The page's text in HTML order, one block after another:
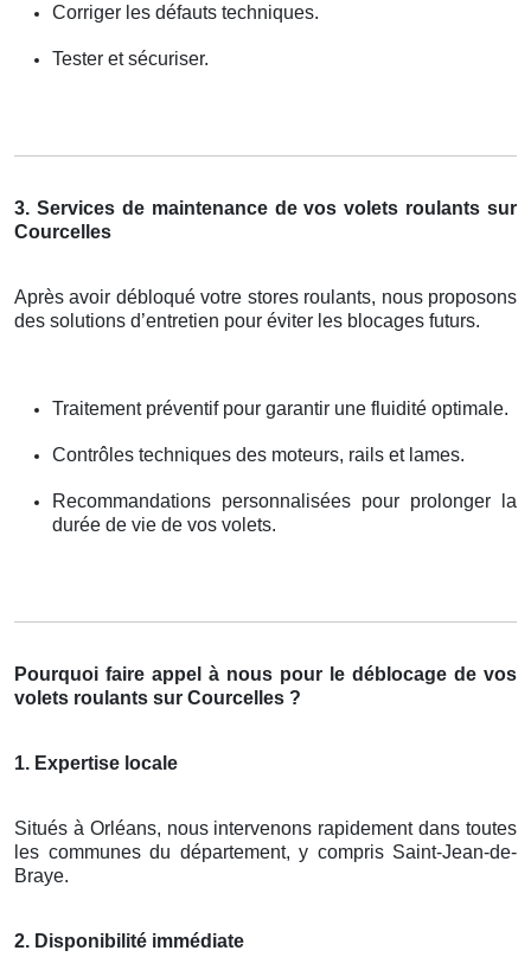
Corriger les défauts techniques.
Tester et sécuriser.
3. Services de maintenance de vos volets roulants sur
Courcelles
Après avoir débloqué votre stores roulants, nous proposons
des solutions d’entretien pour éviter les blocages futurs.
Traitement préventif pour garantir une fluidité optimale.
Contrôles techniques des moteurs, rails et lames.
Recommandations personnalisées pour prolonger la
durée de vie de vos volets.
Pourquoi faire appel à nous pour le déblocage de vos
volets roulants sur Courcelles ?
1. Expertise locale
Situés à Orléans, nous intervenons rapidement dans toutes
les communes du département, y compris Saint-Jean-de-
Braye.
2. Disponibilité immédiate